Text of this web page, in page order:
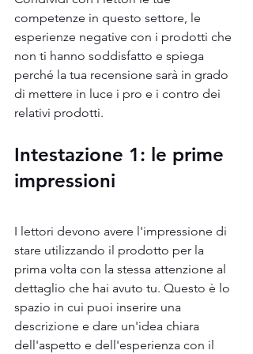
competenze in questo settore, le
esperienze negative con i prodotti che
non ti hanno soddisfatto e spiega
perché la tua recensione sarà in grado
di mettere in luce i pro e i contro dei
relativi prodotti.
Intestazione 1: le prime
impressioni
I lettori devono avere l'impressione di
stare utilizzando il prodotto per la
prima volta con la stessa attenzione al
dettaglio che hai avuto tu. Questo è lo
spazio in cui puoi inserire una
descrizione e dare un'idea chiara
dell'aspetto e dell'esperienza con il